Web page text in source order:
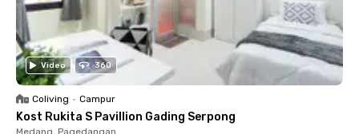
Video 360
Coliving • Campur
Kost Rukita S Pavillion Gading Serpong
Medang, Pagedangan